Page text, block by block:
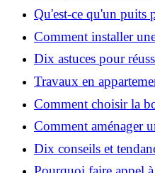
Qu'est-ce qu'un puits
Comment installer
coût, étapes et conseils
Dix astuces pour
appartement
Travaux en
et bonnes pratiques
Comment choisir la
décoration et éviter les
Comment aménager
combles en espace
Dix conseils et
de la maison